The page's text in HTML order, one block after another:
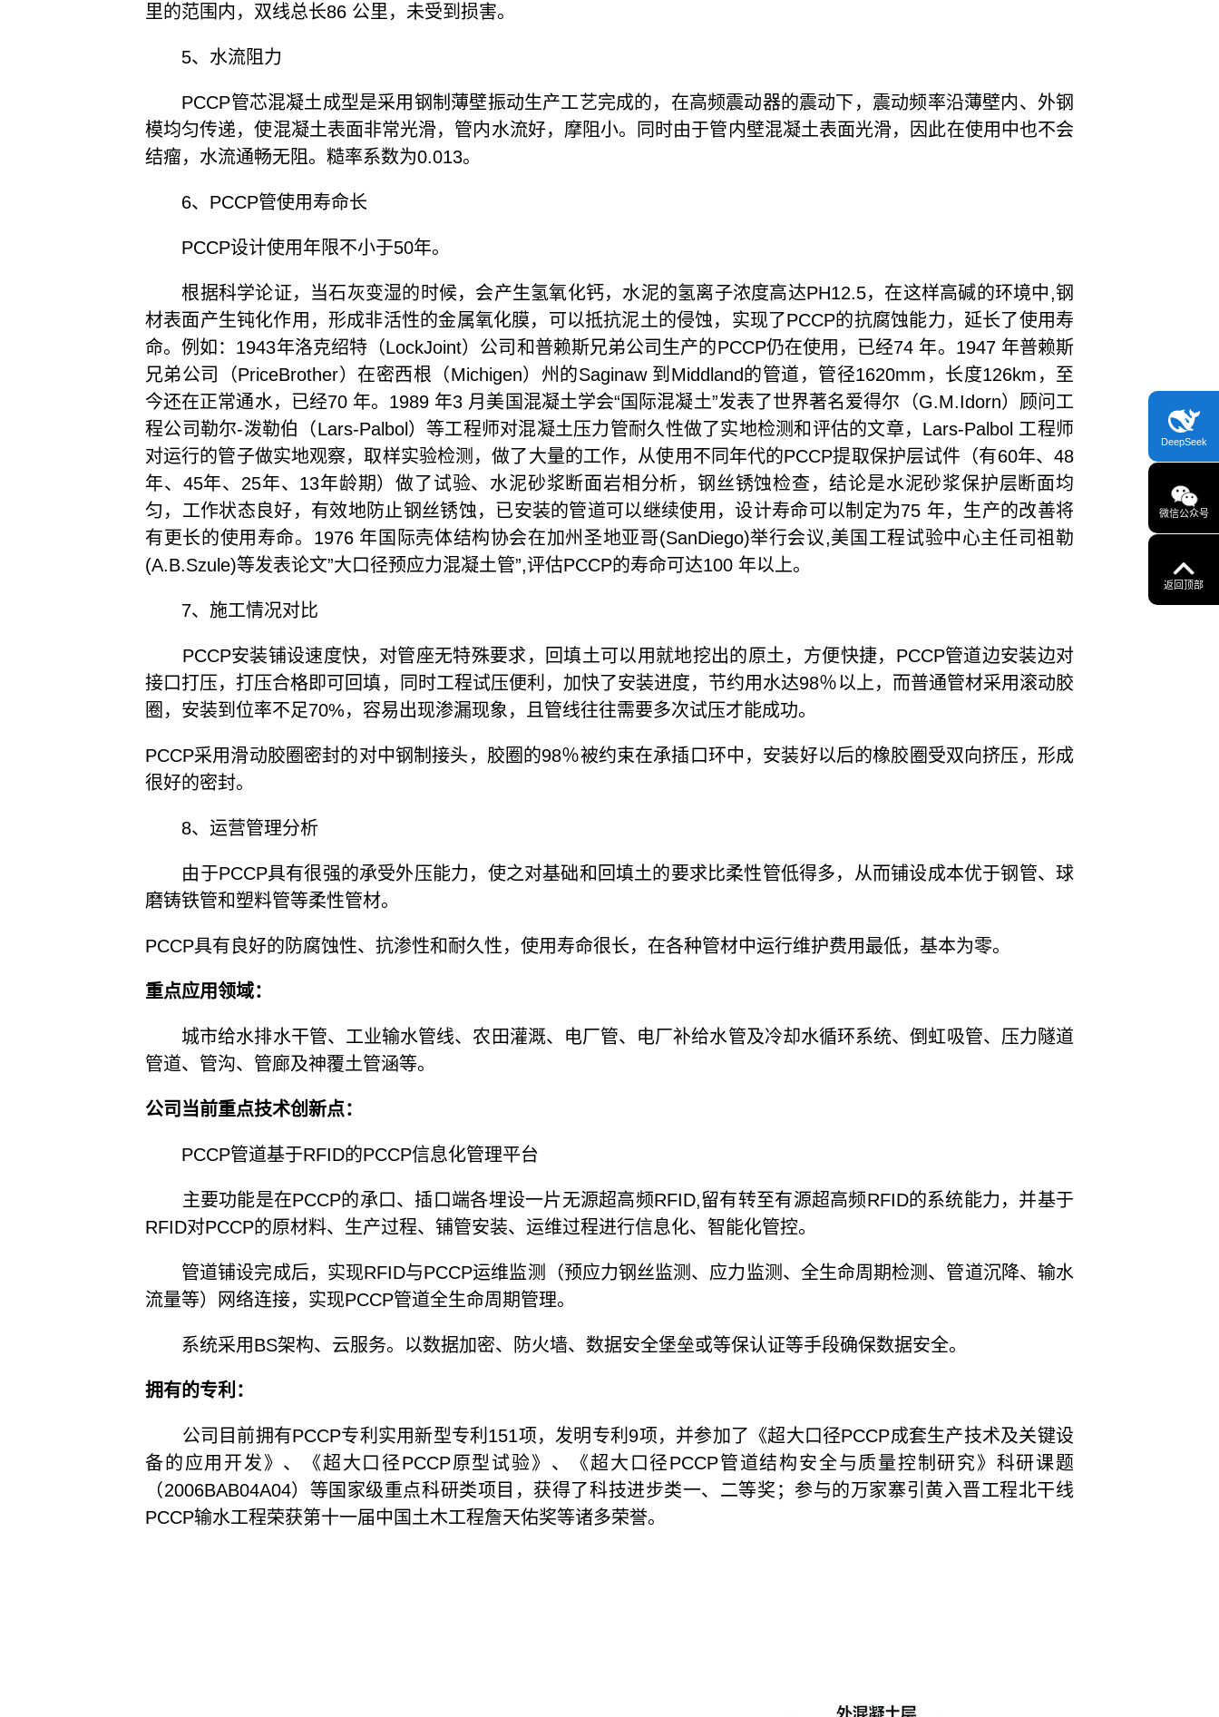
里的范围内，双线总长86 公里，未受到损害。
5、水流阻力
PCCP管芯混凝土成型是采用钢制薄壁振动生产工艺完成的，在高频震动器的震动下，震动频率沿薄壁内、外钢
模均匀传递，使混凝土表面非常光滑，管内水流好，摩阻小。同时由于管内壁混凝土表面光滑，因此在使用中也不会
结瘤，水流通畅无阻。糙率系数为0.013。
6、PCCP管使用寿命长
PCCP设计使用年限不小于50年。
根据科学论证，当石灰变湿的时候，会产生氢氧化钙，水泥的氢离子浓度高达PH12.5，在这样高碱的环境中,钢
材表面产生钝化作用，形成非活性的金属氧化膜，可以抵抗泥土的侵蚀，实现了PCCP的抗腐蚀能力，延长了使用寿
命。例如：1943年洛克绍特（LockJoint）公司和普赖斯兄弟公司生产的PCCP仍在使用，已经74 年。1947 年普赖斯
兄弟公司（PriceBrother）在密西根（Michigen）州的Saginaw 到Middland的管道，管径1620mm，长度126km，至
今还在正常通水，已经70 年。1989 年3 月美国混凝土学会“国际混凝土”发表了世界著名爱得尔（G.M.Idorn）顾问工
程公司勒尔-泼勒伯（Lars-Palbol）等工程师对混凝土压力管耐久性做了实地检测和评估的文章，Lars-Palbol 工程师
对运行的管子做实地观察，取样实验检测，做了大量的工作，从使用不同年代的PCCP提取保护层试件（有60年、48
年、45年、25年、13年龄期）做了试验、水泥砂浆断面岩相分析，钢丝锈蚀检查，结论是水泥砂浆保护层断面均
匀，工作状态良好，有效地防止钢丝锈蚀，已安装的管道可以继续使用，设计寿命可以制定为75 年，生产的改善将
有更长的使用寿命。1976 年国际壳体结构协会在加州圣地亚哥(SanDiego)举行会议,美国工程试验中心主任司祖勒
(A.B.Szule)等发表论文”大口径预应力混凝土管”,评估PCCP的寿命可达100 年以上。
7、施工情况对比
PCCP安装铺设速度快，对管座无特殊要求，回填土可以用就地挖出的原土，方便快捷，PCCP管道边安装边对
接口打压，打压合格即可回填，同时工程试压便利，加快了安装进度，节约用水达98％以上，而普通管材采用滚动胶
圈，安装到位率不足70%，容易出现渗漏现象，且管线往往需要多次试压才能成功。
PCCP采用滑动胶圈密封的对中钢制接头，胶圈的98％被约束在承插口环中，安装好以后的橡胶圈受双向挤压，形成
很好的密封。
8、运营管理分析
由于PCCP具有很强的承受外压能力，使之对基础和回填土的要求比柔性管低得多，从而铺设成本优于钢管、球
磨铸铁管和塑料管等柔性管材。
PCCP具有良好的防腐蚀性、抗渗性和耐久性，使用寿命很长，在各种管材中运行维护费用最低，基本为零。
重点应用领域：
城市给水排水干管、工业输水管线、农田灌溉、电厂管、电厂补给水管及冷却水循环系统、倒虹吸管、压力隧道
管道、管沟、管廊及神覆土管涵等。
公司当前重点技术创新点：
PCCP管道基于RFID的PCCP信息化管理平台
主要功能是在PCCP的承口、插口端各埋设一片无源超高频RFID,留有转至有源超高频RFID的系统能力，并基于
RFID对PCCP的原材料、生产过程、铺管安装、运维过程进行信息化、智能化管控。
管道铺设完成后，实现RFID与PCCP运维监测（预应力钢丝监测、应力监测、全生命周期检测、管道沉降、输水
流量等）网络连接，实现PCCP管道全生命周期管理。
系统采用BS架构、云服务。以数据加密、防火墙、数据安全堡垒或等保认证等手段确保数据安全。
拥有的专利：
公司目前拥有PCCP专利实用新型专利151项，发明专利9项，并参加了《超大口径PCCP成套生产技术及关键设
备的应用开发》、《超大口径PCCP原型试验》、《超大口径PCCP管道结构安全与质量控制研究》科研课题
（2006BAB04A04）等国家级重点科研类项目，获得了科技进步类一、二等奖；参与的万家寨引黄入晋工程北干线
PCCP输水工程荣获第十一届中国土木工程詹天佑奖等诸多荣誉。
DeepSeek
微信公众号
返回顶部